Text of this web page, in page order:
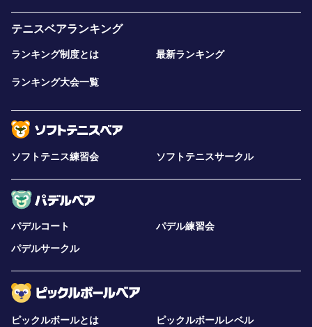
テニスベアランキング
ランキング制度とは 最新ランキング
ランキング大会一覧
ソフトテニス練習会 ソフトテニスサークル
パデルコート
パデル練習会
パデルサークル
ピックルボールとは
ピックルボールレベル